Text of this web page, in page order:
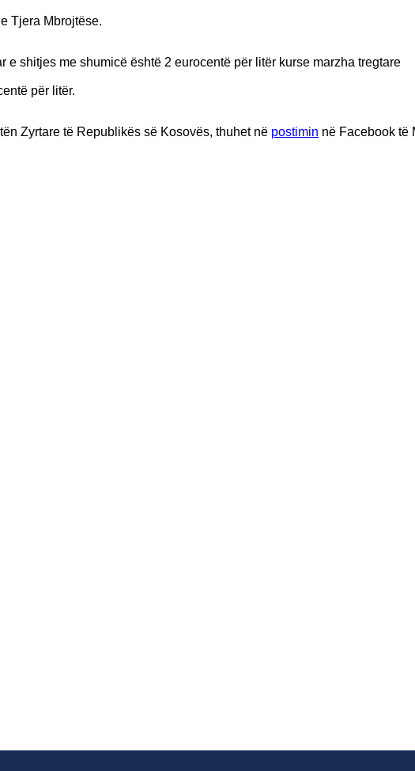
Tjera Mbrojtëse.
shitjes me shumicë është 2 eurocentë për litër kurse marzha tregtare
për litër.
Zyrtare të Republikës së Kosovës, thuhet në postimin në Facebook të